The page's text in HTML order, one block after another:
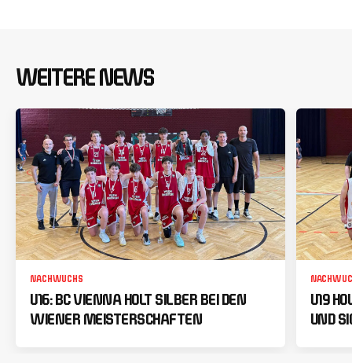
WEITERE NEWS
NACHWUCHS
U16: BC VIENNA HOLT SILBER BEI DEN
WIENER MEISTERSCHAFTEN
U19
UND